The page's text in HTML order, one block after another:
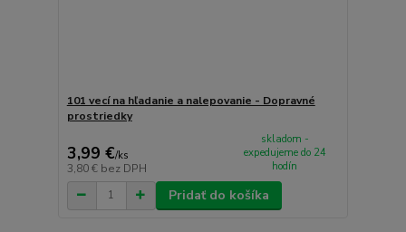
101 vecí na hľadanie a nalepovanie - Dopravné
prostriedky
3,99 €/ks
3,80 € bez DPH
skladom -
expedujeme do 24
hodín
Pridať do košíka